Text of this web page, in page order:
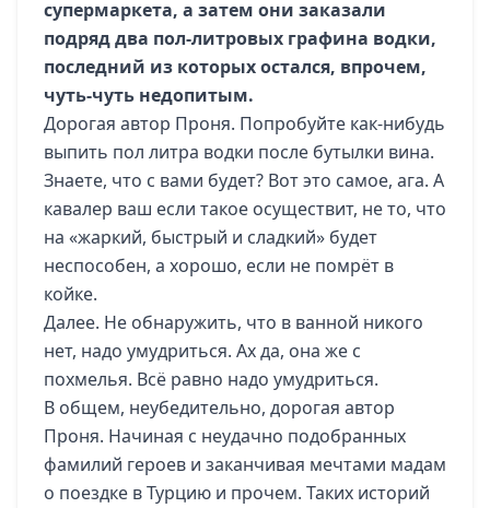
супермаркета, а затем они заказали
подряд два пол-литровых графина водки,
последний из которых остался, впрочем,
чуть-чуть недопитым.
Дорогая автор Проня. Попробуйте как-нибудь
выпить пол литра водки после бутылки вина.
Знаете, что с вами будет? Вот это самое, ага. А
кавалер ваш если такое осуществит, не то, что
на «жаркий, быстрый и сладкий» будет
неспособен, а хорошо, если не помрёт в
койке.
Далее. Не обнаружить, что в ванной никого
нет, надо умудриться. Ах да, она же с
похмелья. Всё равно надо умудриться.
В общем, неубедительно, дорогая автор
Проня. Начиная с неудачно подобранных
фамилий героев и заканчивая мечтами мадам
о поездке в Турцию и прочем. Таких историй